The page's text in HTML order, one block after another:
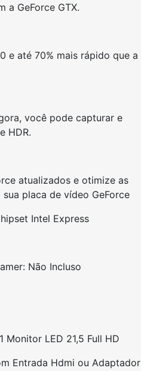
a GeForce GTX.
e até 70% mais rápido que a
você pode capturar e
HDR.
atualizados e otimize as
placa de vídeo GeForce
Intel Express
Não Incluso
Monitor LED 21,5 Full HD
Entrada Hdmi ou Adaptador